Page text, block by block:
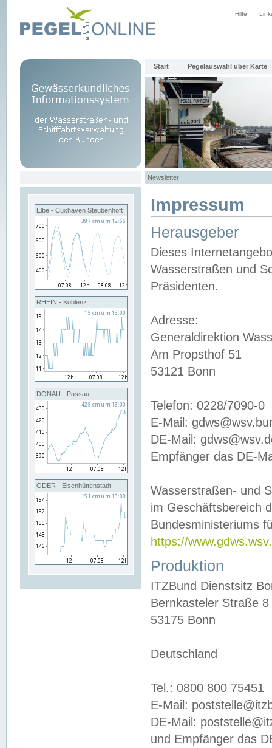
Hilfe
Start Pegelauswahl über Karte
Newsletter
Elbe - Cuxhaven Steubenhöft
RHEIN - Koblenz
DONAU - Passau
ODER - Eisenhüttenstadt
Impressum
Herausgeber
Dieses
Wasserstraßen und
Präsidenten.
Adresse:
Generaldirektion
Am Propsthof 51
53121 Bonn
Telefon: 0228/7090-0
E-Mail:
DE-Mail:
Empfänger das DE-
Wasserstraßen- und
im Geschäftsbereich
Bundesministeriums
https://
Produktion
ITZBund Dienstsitz
Bernkasteler Straße 8
53175 Bonn
Deutschland
Tel.: 0800 800 75451
E-Mail:
DE-Mail:
und Empfänger das